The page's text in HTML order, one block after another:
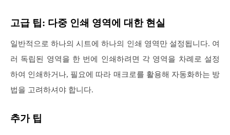
고급 팁: 다중 인쇄 영역에 대한 현실
일반적으로 하나의 시트에 하나의 인쇄 영역만 설정됩니다. 여
러 독립된 영역을 한 번에 인쇄하려면 각 영역을 차례로 설정
하여 인쇄하거나, 필요에 따라 매크로를 활용해 자동화하는 방
법을 고려하셔야 합니다.
추가 팁